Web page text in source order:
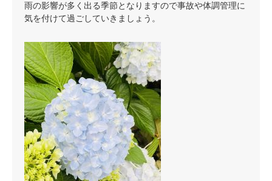
雨の影響が多く出る季節となりますので事故や体調管理に
気を付けて過ごしていきましょう。